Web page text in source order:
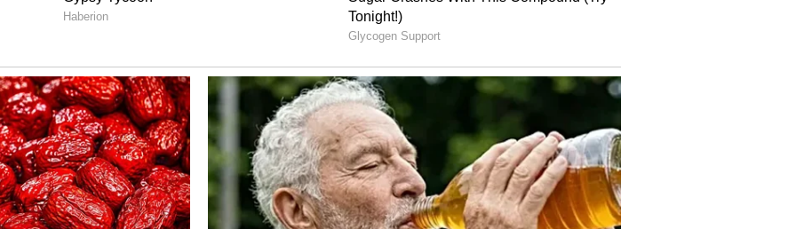
అసెంబ్లీ, 5 లేదా 6 ఎంపీ స్థానాలిచ్చే అవకాశం ఉందని ప్రచారం
ఏం జరగబోతోందో వేచి చూడాల్సి ఉంది.